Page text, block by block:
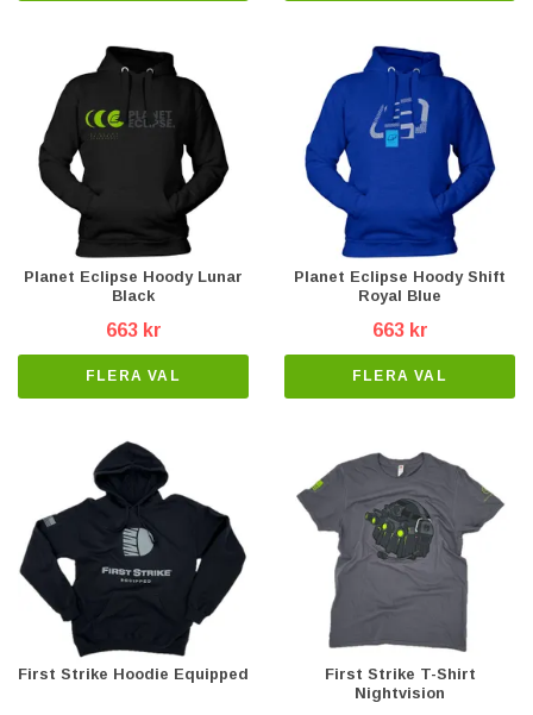
Planet Eclipse Hoody Lunar
Black
663 kr
FLERA VAL
Planet Eclipse Hoody Shift
Royal Blue
663 kr
FLERA VAL
First Strike Hoodie Equipped
First Strike T-Shirt
Nightvision